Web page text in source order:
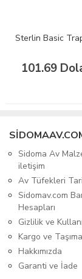
Sterlin Basic
101.69
Sidoma Av
iletişim
Av Tüfekleri
Sidomav.com
Hesapları
Gizlilik ve
Kargo ve
Hakkımızda
Garanti ve İade